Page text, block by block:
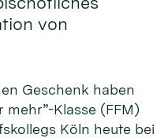
von
Geschenk haben
mehr”-Klasse (FFM)
Köln heute bei